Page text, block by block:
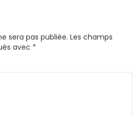
sera pas publiée. Les champs
avec *